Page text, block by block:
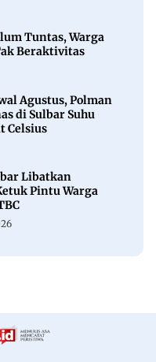
Tuntas, Warga
Beraktivitas
Agustus, Polman
di Sulbar Suhu
Celsius
Libatkan
Pintu Warga